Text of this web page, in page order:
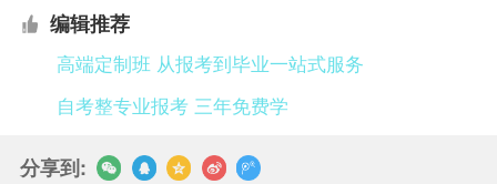
编辑推荐
高端定制班 从报考到毕业一站式服务
自考整专业报考 三年免费学
分享到: